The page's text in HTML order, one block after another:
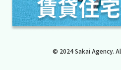
© 2024 Sakai Agency.